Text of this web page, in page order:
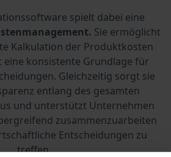
spielt dabei eine
Sie ermöglicht
Kalkulation der Produktkosten
eine konsistente Grundlage für
Gleichzeitig sorgt sie
entlang des gesamten
und unterstützt Unternehmen
zusammenzuarbeiten
Entscheidungen zu
treffen.